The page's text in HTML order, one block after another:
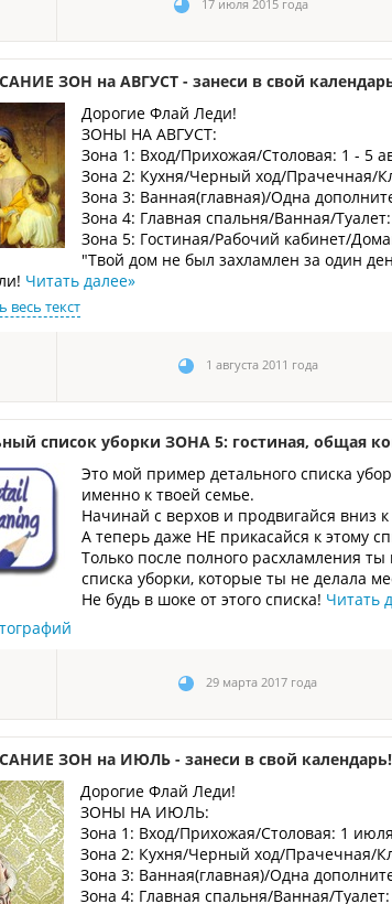
17 июля 2015 года
ЗОН на АВГУСТ - занеси в свой
Дорогие Флай Леди!
ЗОНЫ НА АВГУСТ:
Зона 1: Вход/Прихожая/Столовая: 1 - 5
Зона 2: Кухня/Черный ход/Прачечная/
Зона 3: Ванная(главная)/Одна
Зона 4: Главная спальня/Ванная/Туалет:
Зона 5: Гостиная/Рабочий кабинет/
"Твой дом не был захламлен за один
Читать далее»
весь текст
1 августа 2011 года
список уборки ЗОНА 5: гостиная, общая
Это мой пример детального списка
именно к твоей семье.
Начинай с верхов и продвигайся вниз
А теперь даже НЕ прикасайся к
Только после полного расхламления
списка уборки, которые ты не делала
Не будь в шоке от этого списка! Читать
29 марта 2017 года
ЗОН на ИЮЛЬ - занеси в свой календарь!
Дорогие Флай Леди!
ЗОНЫ НА ИЮЛЬ:
Зона 1: Вход/Прихожая/Столовая: 1 июля
Зона 2: Кухня/Черный ход/Прачечная/
Зона 3: Ванная(главная)/Одна
Зона 4: Главная спальня/Ванная/